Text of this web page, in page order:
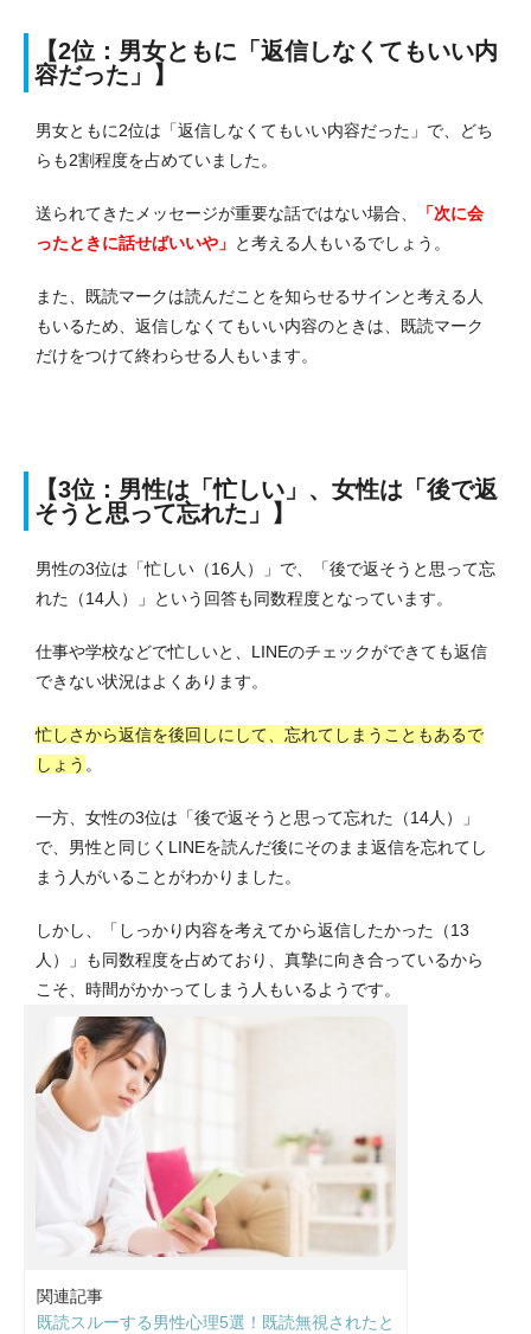
【2位：男女ともに「返信しなくてもいい内
容だった」】
男女ともに2位は「返信しなくてもいい内容だった」で、どち
らも2割程度を占めていました。
送られてきたメッセージが重要な話ではない場合、
「次に会
ったときに話せばいいや」 と考える人もいるでしょう。
また、既読マークは読んだことを知らせるサインと考える人
もいるため、返信しなくてもいい内容のときは、既読マーク
だけをつけて終わらせる人もいます。
【3位：男性は「忙しい」、女性は「後で返
そうと思って忘れた」】
男性の3位は「忙しい（16人）」で、「後で返そうと思って忘
れた（14人）」という回答も同数程度となっています。
仕事や学校などで忙しいと、LINEのチェックができても返信
できない状況はよくあります。
忙しさから返信を後回しにして、忘れてしまうこともあるで
しょう 。
一方、女性の3位は「後で返そうと思って忘れた（14人）」
で、男性と同じくLINEを読んだ後にそのまま返信を忘れてし
まう人がいることがわかりました。
しかし、「しっかり内容を考えてから返信したかった（13
人）」も同数程度を占めており、真摯に向き合っているから
こそ、時間がかかってしまう人もいるようです。
関連記事
既読スルーする男性心理5選！既読無視されたと